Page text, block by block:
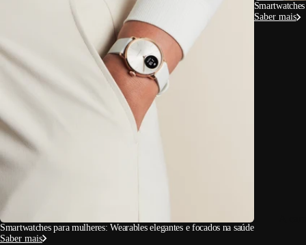
Smartwatches para mulheres: Wearables elegantes e focados na saúde
Saber mais
Saber mais